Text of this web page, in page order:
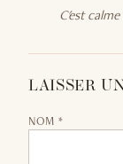
C'est
LAISSER
NOM *